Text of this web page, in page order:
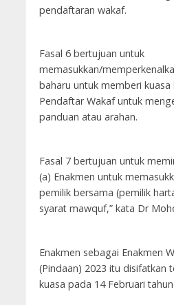
pendaftaran wakaf.
Fasal 6 bertujuan untuk
memasukkan/
baharu untuk memberi kuasa
Pendaftar Wakaf untuk
panduan atau arahan.
Fasal 7 bertujuan untuk
(a) Enakmen untuk
pemilik bersama (pemilik
syarat mawquf,” kata Dr
Enakmen sebagai Enakmen
(Pindaan) 2023 itu disifatkan
kuasa pada 14 Februari tahun